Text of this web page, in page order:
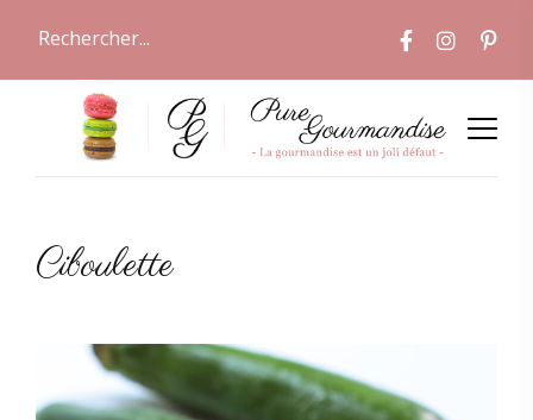
Ciboulette